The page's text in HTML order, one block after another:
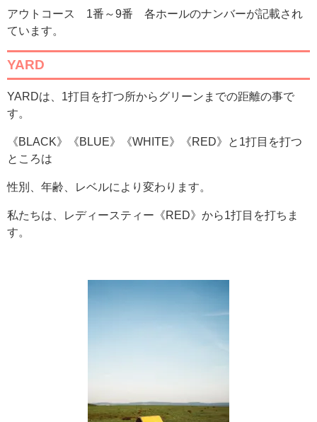
アウトコース 1番～9番 各ホールのナンバーが記載され
ています。
YARD
YARDは、1打目を打つ所からグリーンまでの距離の事で
す。
《BLACK》《BLUE》《WHITE》《RED》と1打目を打つ
ところは
性別、年齢、レベルにより変わります。
私たちは、レディースティー《RED》から1打目を打ちま
す。